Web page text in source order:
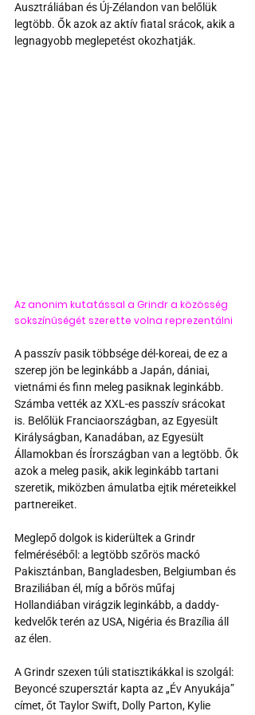
Ausztráliában és Új-Zélandon van belőlük
legtöbb. Ők azok az aktív fiatal srácok, akik a
legnagyobb meglepetést okozhatják.
Az anonim kutatással a Grindr a közösség
sokszínűségét szerette volna reprezentálni
A passzív pasik többsége dél-koreai, de ez a
szerep jön be leginkább a Japán, dániai,
vietnámi és finn meleg pasiknak leginkább.
Számba vették az XXL-es passzív srácokat
is. Belőlük Franciaországban, az Egyesült
Királyságban, Kanadában, az Egyesült
Államokban és Írországban van a legtöbb. Ők
azok a meleg pasik, akik leginkább tartani
szeretik, miközben ámulatba ejtik méreteikkel
partnereiket.
Meglepő dolgok is kiderültek a Grindr
felméréséből: a legtöbb szőrös mackó
Pakisztánban, Bangladesben, Belgiumban és
Braziliában él, míg a bőrös műfaj
Hollandiában virágzik leginkább, a daddy-
kedvelők terén az USA, Nigéria és Brazília áll
az élen.
A Grindr szexen túli statisztikákkal is szolgál:
Beyoncé szupersztár kapta az „Év Anyukája”
címet, őt Taylor Swift, Dolly Parton, Kylie